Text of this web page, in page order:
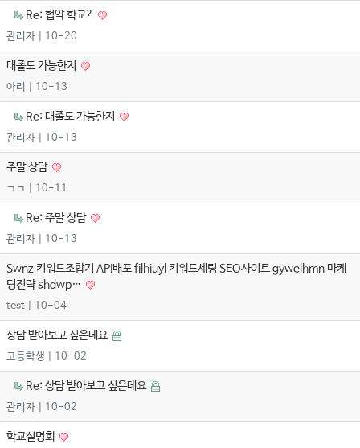
Re: 협약 학교?
관리자 | 10-20
대졸도 가능한지
아리 | 10-13
Re: 대졸도 가능한지
관리자 | 10-13
주말 상담
ㄱㄱ | 10-11
Re: 주말 상담
관리자 | 10-13
Swnz 키워드조합기 API배포 filhiuyl 키워드세팅 SEO사이트 gywelhmn 마케
팅전략 shdwp…
test | 10-04
상담 받아보고 싶은데요
고등학생 | 10-02
Re: 상담 받아보고 싶은데요
관리자 | 10-02
학교설명회